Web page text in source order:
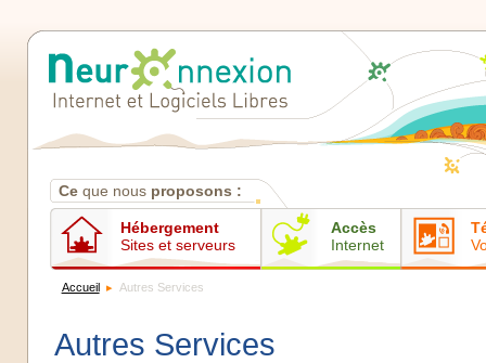
Ce que nous proposons :
Hébergement
Sites et serveurs
Accès
Internet
Accueil Autres Services
Autres Services